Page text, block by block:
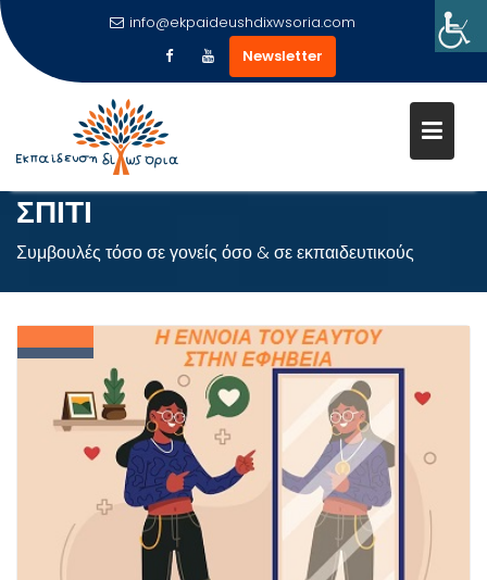
info@ekpaideushdixwsoria.com
Newsletter
ΚΑΤΗΓΟΡΊΑ:
ΣΠΊΤΙ
Συμβουλές τόσο σε γονείς όσο & σε εκπαιδευτικούς